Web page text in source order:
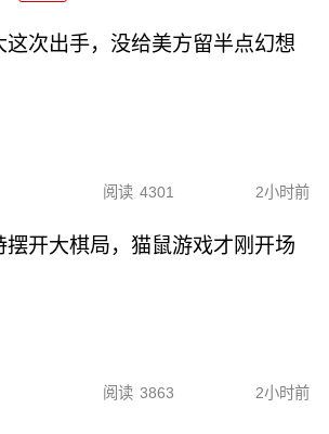
这次出手，没给美方留半点幻想
阅读 4301 2小时前
摆开大棋局，猫鼠游戏才刚开场
阅读 3863 2小时前